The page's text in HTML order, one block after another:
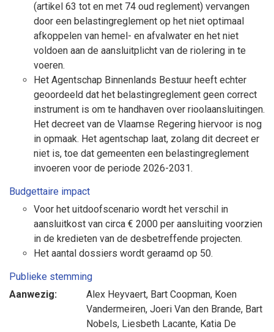
(artikel 63 tot en met 74 oud reglement) vervangen
door een belastingreglement op het niet optimaal
afkoppelen van hemel- en afvalwater en het niet
voldoen aan de aansluitplicht van de riolering in te
voeren.
Het Agentschap Binnenlands Bestuur heeft echter
geoordeeld dat het belastingreglement geen correct
instrument is om te handhaven over rioolaansluitingen.
Het decreet van de Vlaamse Regering hiervoor is nog
in opmaak. Het agentschap laat, zolang dit decreet er
niet is, toe dat gemeenten een belastingreglement
invoeren voor de periode 2026-2031.
Budgettaire impact
Voor het uitdoofscenario wordt het verschil in
aansluitkost van circa € 2000 per aansluiting voorzien
in de kredieten van de desbetreffende projecten.
Het aantal dossiers wordt geraamd op 50.
Publieke stemming
Aanwezig:
Alex Heyvaert, Bart Coopman, Koen
Vandermeiren, Joeri Van den Brande, Bart
Nobels, Liesbeth Lacante, Katia De